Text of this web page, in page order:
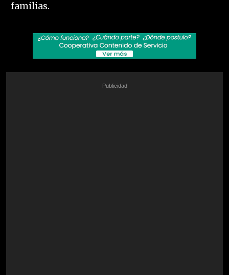
familias.